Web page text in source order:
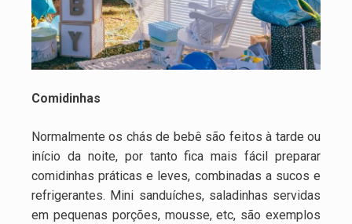
Comidinhas
Normalmente os chás de bebê são feitos à tarde ou
início da noite, por tanto fica mais fácil preparar
comidinhas práticas e leves, combinadas a sucos e
refrigerantes. Mini sanduíches, saladinhas servidas
em pequenas porções, mousse, etc, são exemplos